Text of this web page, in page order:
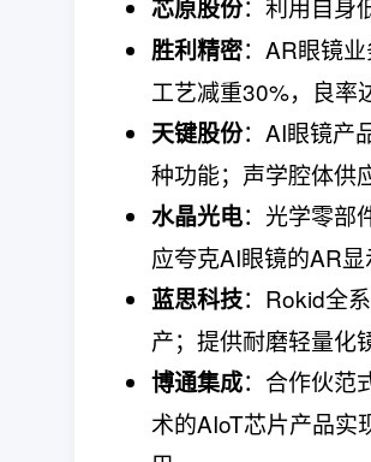
芯原股份
胜利精密：AR眼镜
工艺减重30%，良率
天键股份：AI眼镜产
种功能；声学腔体供
水晶光电：光学零部
应夸克AI眼镜的AR显
蓝思科技：Rokid全
产；提供耐磨轻量化
博通集成：合作伙范
术的AIoT芯片产品实